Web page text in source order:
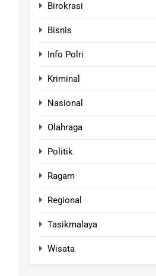
Birokrasi
Bisnis
Info Polri
Kriminal
Nasional
Olahraga
Politik
Ragam
Regional
Tasikmalaya
Wisata